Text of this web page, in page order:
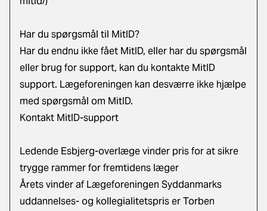
Har du spørgsmål til MitID?
Har du endnu ikke fået MitID, eller har du spørgsmål
eller brug for support, kan du kontakte MitID
support. Lægeforeningen kan desværre ikke hjælpe
med spørgsmål om MitID.
Kontakt MitID-support
Ledende Esbjerg-overlæge vinder pris for at sikre
trygge rammer for fremtidens læger
Årets vinder af Lægeforeningen Syddanmarks
uddannelses- og kollegialitetspris er Torben